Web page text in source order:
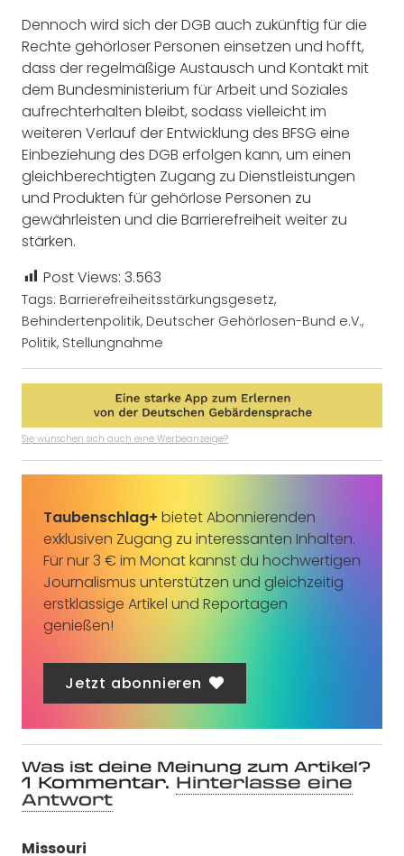
Dennoch wird sich der DGB auch zukünftig für die
Rechte gehörloser Personen einsetzen und hofft,
dass der regelmäßige Austausch und Kontakt mit
dem Bundesministerium für Arbeit und Soziales
aufrechterhalten bleibt, sodass vielleicht im
weiteren Verlauf der Entwicklung des BFSG eine
Einbeziehung des DGB erfolgen kann, um einen
gleichberechtigten Zugang zu Dienstleistungen
und Produkten für gehörlose Personen zu
gewährleisten und die Barrierefreiheit weiter zu
stärken.
Post Views: 3.563
Tags: Barrierefreiheitsstärkungsgesetz,
Behindertenpolitik, Deutscher Gehörlosen-Bund e.V.,
Politik, Stellungnahme
Sie wünschen sich auch eine Werbeanzeige?
Taubenschlag+ bietet Abonnierenden
exklusiven Zugang zu interessanten Inhalten.
Für nur 3 € im Monat kannst du hochwertigen
Journalismus unterstützen und gleichzeitig
erstklassige Artikel und Reportagen
genießen!
Jetzt abonnieren
Was ist deine Meinung zum Artikel?
1 Kommentar. Hinterlasse eine
Antwort
Missouri